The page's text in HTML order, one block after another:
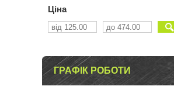
Ціна
ГРАФІК РОБОТИ